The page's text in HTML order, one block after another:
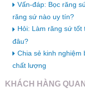
Vấn-đáp: Bọc răng
răng sứ nào uy tín?
Hỏi: Làm răng sứ
đâu?
Chia sẻ kinh nghiệm
chất lượng
KHÁCH HÀNG